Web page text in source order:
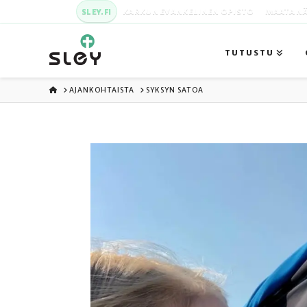
SLEY.FI KARKUN EVANKELINEN OPISTO MAATA
TUTUSTU
ETUSIVU
AJANKOHTAISTA SYKSYN SATOA